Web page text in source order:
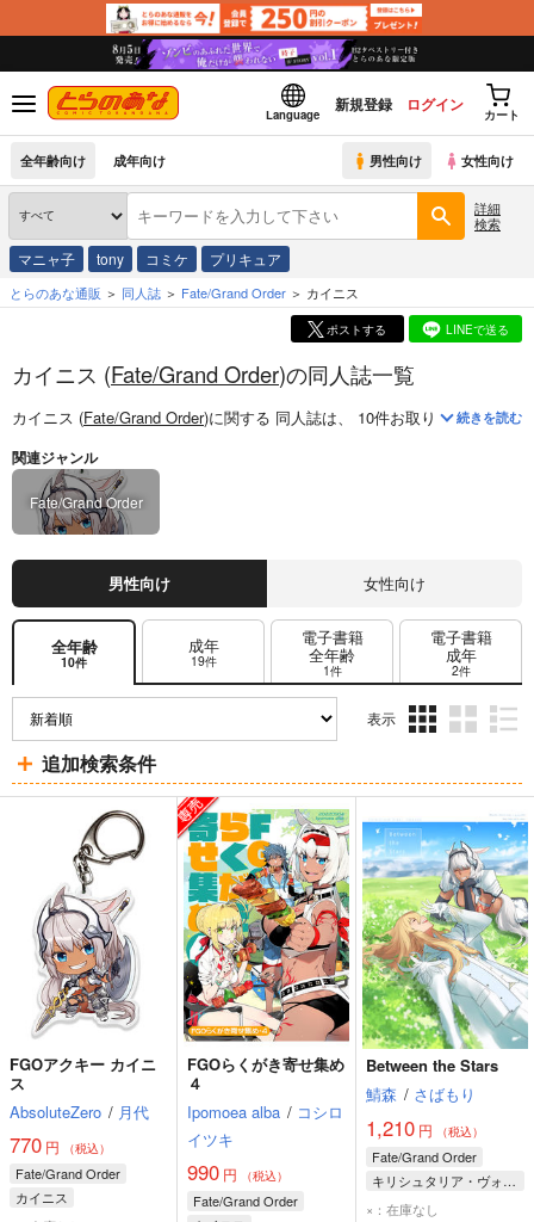
Language
新規登録 ログイン
カート
全年齢向け 成年向け 男性向け 女性向け
詳細
検索
マニャ子 tony コミケ プリキュア
とらのあな通販 同人誌 Fate/Grand Order カイニス
ポストする LINEで送る
カイニス (Fate/Grand Order)の同人誌一覧
カイニス (Fate/Grand Order)に関する 同人誌は、 10件お取り扱いがござ
続きを読む
関連ジャンル
Fate/Grand Order
男性向け 女性向け
全年齢
10件
成年
19件
電子書籍
全年齢
1件
電子書籍
成年
2件
表示
ム
表
示
ム
表
示
ム
表
示
追加検索条件
FGOアクキー カイニ
ス
AbsoluteZero / 月代
770 円 （税込）
Fate/Grand Order
カイニス
FGOらくがき寄せ集め
４
Ipomoea alba / コシロ
イツキ
990 円 （税込）
Fate/Grand Order
Between the Stars
鯖森 / さばもり
1,210円 （税込）
Fate/Grand Order
キリシュタリア・ヴォーダイム
カイニス
×：在庫なし